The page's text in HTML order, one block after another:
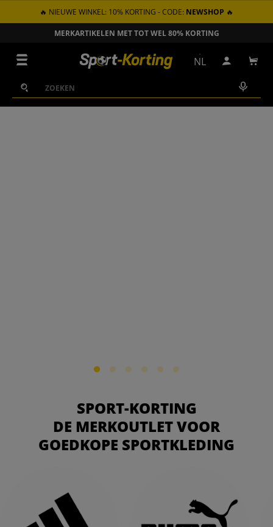
GA NAAR INHOUD
🔥 NIEUWE WINKEL: 10% KORTING - CODE: NEWSHOP 🔥
ZONDER VERZENDKOSTEN VANAF € 100 IN NL
Zoeken
Zoeken
NL Inloggen
SPORT-KORTING
DE MERKOUTLET VOOR
GOEDKOPE SPORTKLEDING